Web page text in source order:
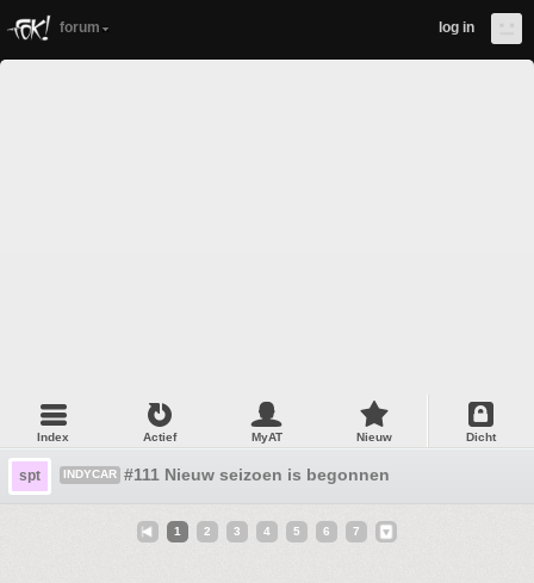
forum log in
Index Actief MyAT Nieuw Dicht
spt INDYCAR #111 Nieuw seizoen is begonnen
1 2 3 4 5 6 7